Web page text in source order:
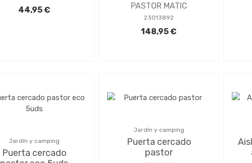
44,95 € PASTOR MATIC
23013892
148,95 €
Jardín y camping
Puerta cercado
Jardín y camping
Puerta cercado
pastor